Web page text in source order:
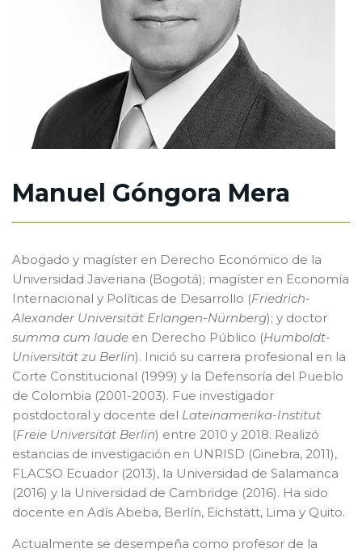
Manuel Góngora Mera
Abogado y magíster en Derecho Económico de la
Universidad Javeriana (Bogotá); magíster en Economía
Internacional y Políticas de Desarrollo (Friedrich-
Alexander Universität Erlangen-Nürnberg); y doctor
summa cum laude en Derecho Público (Humboldt-
Universität zu Berlin). Inició su carrera profesional en la
Corte Constitucional (1999) y la Defensoría del Pueblo
de Colombia (2001-2003). Fue investigador
postdoctoral y docente del Lateinamerika-Institut
(Freie Universität Berlin) entre 2010 y 2018. Realizó
estancias de investigación en UNRISD (Ginebra, 2011),
FLACSO Ecuador (2013), la Universidad de Salamanca
(2016) y la Universidad de Cambridge (2016). Ha sido
docente en Adís Abeba, Berlín, Eichstätt, Lima y Quito.
Actualmente se desempeña como profesor de la